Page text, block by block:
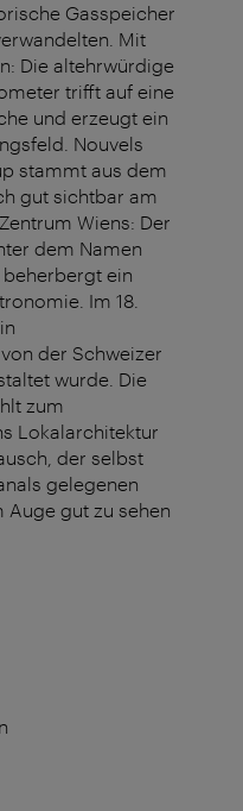
Gasspeicher
Mit
Die altehrwürdige
trifft auf eine
und erzeugt ein
Nouvels
stammt aus dem
gut sichtbar am
Wiens: Der
dem Namen
beherbergt ein
Im 18.
der Schweizer
wurde. Die
zum
Lokalarchitektur
der selbst
gelegenen
gut zu sehen